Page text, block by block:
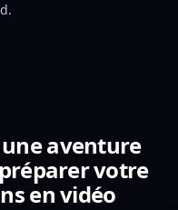
une aventure
votre
en vidéo